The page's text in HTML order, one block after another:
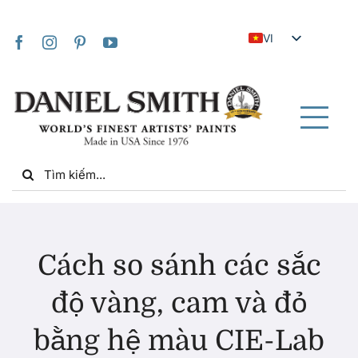
VI
FR
ZH
ZH_TW
Về chúng tôi
Cộng đồng
Search
for:
Cách so sánh các sắc
độ vàng, cam và đỏ
bằng hệ màu CIE-Lab